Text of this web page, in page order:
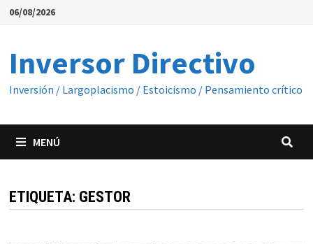
Saltar
06/08/2026
Inversor Directivo
Inversión / Largoplacismo / Estoicismo / Pensamiento crítico
MENÚ
ETIQUETA: GESTOR